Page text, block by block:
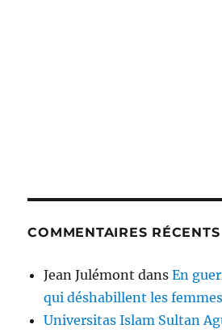
COMMENTAIRES RÉCENTS
Jean Julémont dansEn
qui déshabillent les femmes
Universitas Islam Sultan